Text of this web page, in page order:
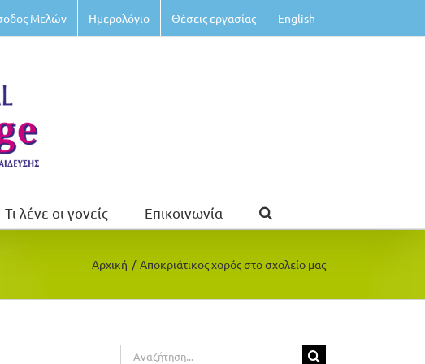
Μελών Ημερολόγιο Θέσεις εργασίας English
Τι λένε οι γονείς Επικοινωνία
Αρχική / Αποκριάτικος χορός στο σχολείο μας
Αναζήτηση